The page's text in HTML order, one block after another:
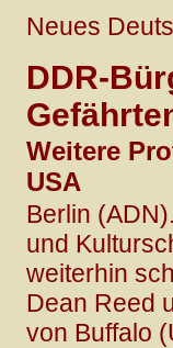
Neues
DDR-
Weitere
USA
Berlin
und
weiterhin
Dean Reed
von Buffalo